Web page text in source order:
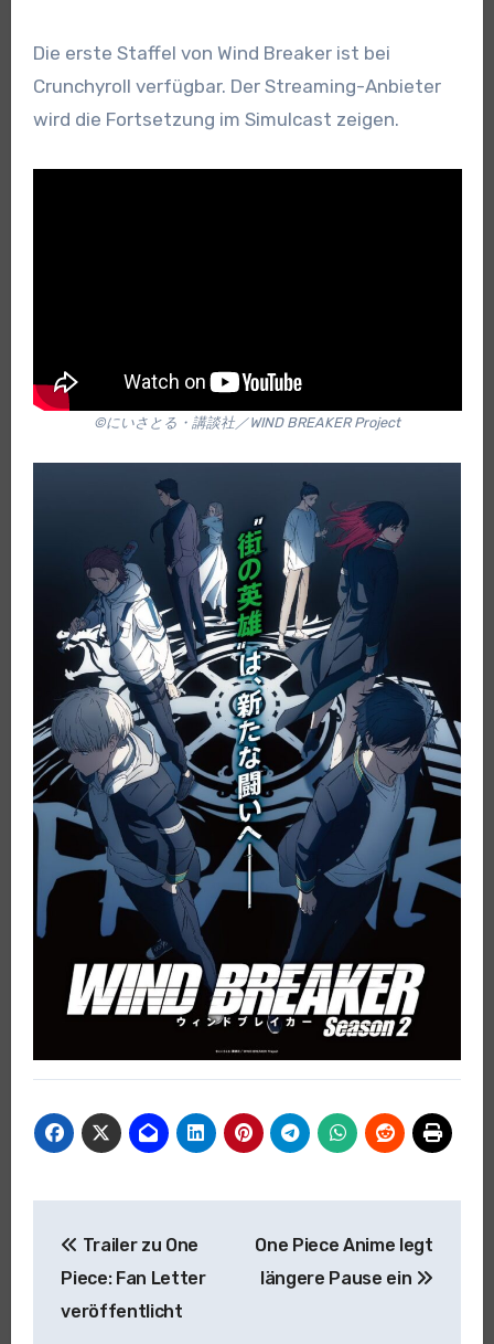
Die erste Staffel von Wind Breaker ist bei
Crunchyroll verfügbar. Der Streaming-Anbieter
wird die Fortsetzung im Simulcast zeigen.
©にいさとる・講談社／WIND BREAKER Project
Trailer zu One
Piece: Fan Letter
veröffentlicht
One Piece Anime legt
längere Pause ein